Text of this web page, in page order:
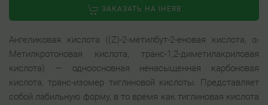
ЗАКАЗАТЬ НА IHERB
Ангеликовая кислота ((Z)-2-метилбут-2-еновая кислота, α-
Метилкротоновая кислота, транс-1,2-диметилакриловая
кислота) — одноосновная ненасыщенная карбоновая
кислота, транс-изомер тиглиновой кислоты. Представляет
собой лабильную форму, в то время как тиглиновая кислота